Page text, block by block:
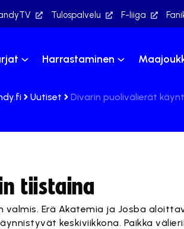
Tulospalvelu F-liiga
Harrastaminen
Uutiset Divarin puolivälierät
tiistaina
valmis. Erä Akatemia ja Josba
keskiviikkona. Paikka